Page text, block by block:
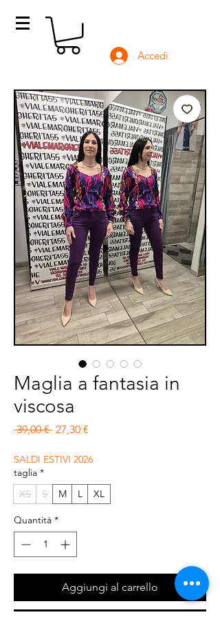
Accedi
Maglia a fantasia in
viscosa
39,00 € Prezzo regolare
27,30 €
SALDI ESTIVI 2026
taglia *
XS
S M L XL
Quantità *
Aggiungi al carrello